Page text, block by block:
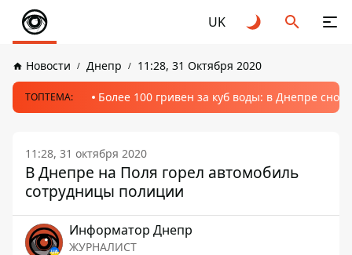
UK
Новости Днепр 11:28, 31 Октября 2020
ТОПТЕМА: Более 100 гривен за куб воды: в Днепре
11:28, 31 октября 2020
В Днепре на Поля горел автомобиль
сотрудницы полиции
Информатор Днепр
ЖУРНАЛИСТ